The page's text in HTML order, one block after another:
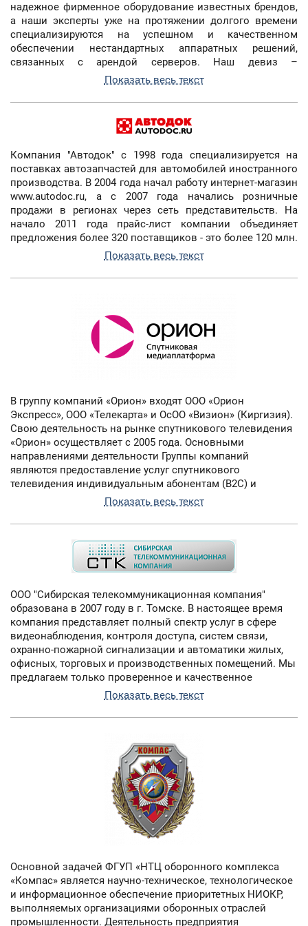
надежное фирменное оборудование известных брендов,
а наши эксперты уже на протяжении долгого времени
специализируются на успешном и качественном
обеспечении нестандартных аппаратных решений,
связанных с арендой серверов. Наш девиз –
индивидуальный подход к каждому клиенту и
недорого и на высочайшем качественном уровне.
Показать весь текст
Компания "Автодок" c 1998 года специализируется на
поставках автозапчастей для автомобилей иностранного
производства. В 2004 года начал работу интернет-магазин
www.autodoc.ru, а с 2007 года начались розничные
продажи в регионах через сеть представительств. На
начало 2011 года прайс-лист компании объединяет
предложения более 320 поставщиков - это более 120 млн.
предложений по 22 млн. наименованиям 1400 торговых
Показать весь текст
В группу компаний «Орион» входят ООО «Орион
Экспресс», ООО «Телекарта» и ОсОО «Визион» (Киргизия).
Свою деятельность на рынке спутникового телевидения
«Орион» осуществляет с 2005 года. Основными
направлениями деятельности Группы компаний
являются предоставление услуг спутникового
телевидения индивидуальным абонентам (B2C) и
оказание полного комплекса услуг телевещателям (B2B),
размещение на спутниках, обслуживание, оказание услуг
по доставке телевизионного контента в кабельные сети.
Акционерами компании являются: Группа компаний
холдинга ООО «СТК «Союз» (50% акций), физические лица
сегодняшний день «Орион» — единственный российский
спутниковый оператор, в зону покрытия которого входит
100% территории РФ, а также страны СНГ. Вещание
осуществляется со спутников Intelsat 15 (85° в.д).,
Horizons 2 (85° в.д.), «Экспресс-АМ5» (140° в.д.). Услуги
спутникового телевидения индивидуальным абонентам
«Орион» предоставляет под брендом «Телекарта». С 2013
года «Орион» оказывает услуги DTH также на территории
Киргизии через дочернюю компанию ОсОО «Визион».
Дистрибуция оборудования осуществляется через
28 региональными подразделениями.
Показать весь текст
ООО "Сибирская телекоммуникационная компания"
образована в 2007 году в г. Томске. В настоящее время
компания представляет полный спектр услуг в сфере
видеонаблюдения, контроля доступа, систем связи,
охранно-пожарной сигнализации и автоматики жилых,
офисных, торговых и производственных помещений. Мы
предлагаем только проверенное и качественное
оборудование известных мировых производителей.
Показать весь текст
Основной задачей ФГУП «НТЦ оборонного комплекса
«Компас» является научно-техническое, технологическое
и информационное обеспечение приоритетных НИОКР,
выполняемых организациями оборонных отраслей
промышленности. Деятельность предприятия